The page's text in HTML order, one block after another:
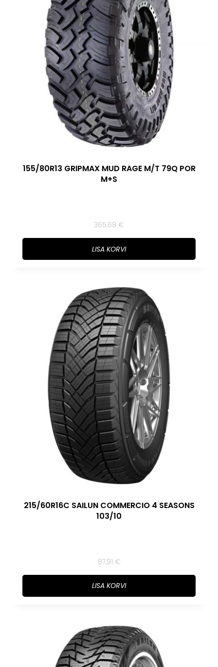
155/80R13 GRIPMAX MUD RAGE M/T 79Q POR
M+S
365,68 €
LISA KORVI
215/60R16C SAILUN COMMERCIO 4 SEASONS
103/10
87,91 €
LISA KORVI